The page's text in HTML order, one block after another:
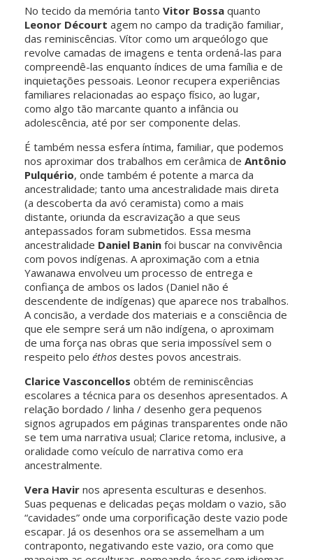
No tecido da memória tanto Vitor Bossa quanto
Leonor Décourt agem no campo da tradição familiar,
das reminiscências. Vítor como um arqueólogo que
revolve camadas de imagens e tenta ordená-las para
compreendê-las enquanto índices de uma família e de
inquietações pessoais. Leonor recupera experiências
familiares relacionadas ao espaço físico, ao lugar,
como algo tão marcante quanto a infância ou
adolescência, até por ser componente delas.
É também nessa esfera íntima, familiar, que podemos
nos aproximar dos trabalhos em cerâmica de Antônio
Pulquério, onde também é potente a marca da
ancestralidade; tanto uma ancestralidade mais direta
(a descoberta da avó ceramista) como a mais
distante, oriunda da escravização a que seus
antepassados foram submetidos. Essa mesma
ancestralidade Daniel Banin foi buscar na convivência
com povos indígenas. A aproximação com a etnia
Yawanawa envolveu um processo de entrega e
confiança de ambos os lados (Daniel não é
descendente de indígenas) que aparece nos trabalhos.
A concisão, a verdade dos materiais e a consciência de
que ele sempre será um não indígena, o aproximam
de uma força nas obras que seria impossível sem o
respeito pelo éthos destes povos ancestrais.
Clarice Vasconcellos obtém de reminiscências
escolares a técnica para os desenhos apresentados. A
relação bordado / linha / desenho gera pequenos
signos agrupados em páginas transparentes onde não
se tem uma narrativa usual; Clarice retoma, inclusive, a
oralidade como veículo de narrativa como era
ancestralmente.
Vera Havir nos apresenta esculturas e desenhos.
Suas pequenas e delicadas peças moldam o vazio, são
“cavidades” onde uma corporificação deste vazio pode
escapar. Já os desenhos ora se assemelham a um
contraponto, negativando este vazio, ora como que